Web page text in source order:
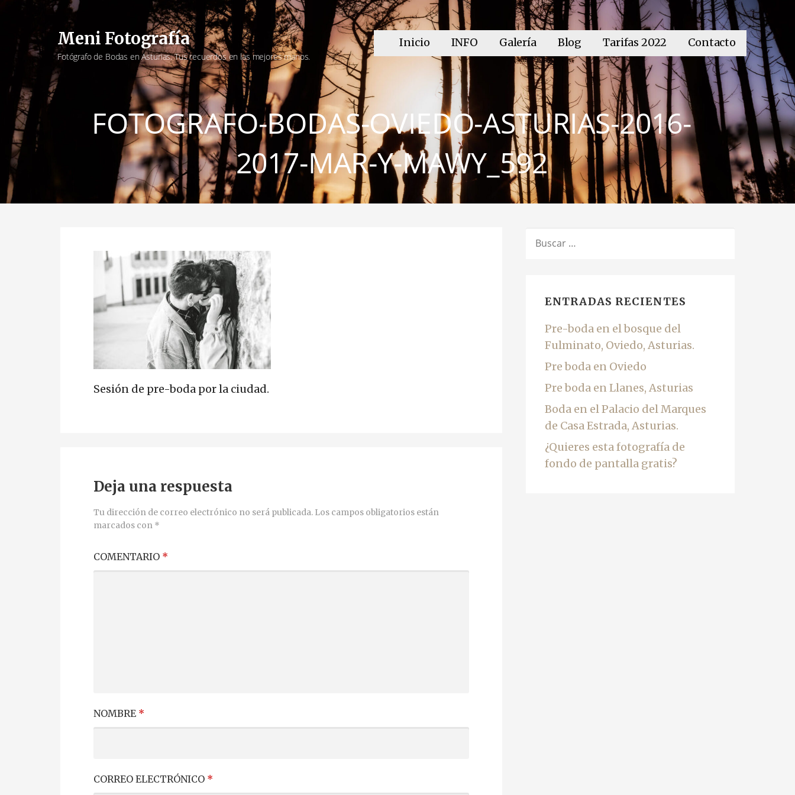
Saltar
contenido
Meni Fotografía
Fotógrafo de Bodas en Asturias. Tus recuerdos en las mejores manos.
Inicio INFO Galería Blog Tarifas 2022 Contacto
FOTOGRAFO-BODAS-OVIEDO-ASTURIAS-2016-
2017-MAR-Y-MAWY_592
Sesión de pre-boda por la ciudad.
Deja una respuesta
Tu dirección de correo electrónico no será publicada. Los campos obligatorios están
marcados con *
COMENTARIO *
NOMBRE *
CORREO ELECTRÓNICO *
ENTRADAS RECIENTES
Pre-boda en el bosque del
Fulminato, Oviedo, Asturias.
Pre boda en Oviedo
Pre boda en Llanes, Asturias
Boda en el Palacio del Marques
de Casa Estrada, Asturias.
¿Quieres esta fotografía de
fondo de pantalla gratis?